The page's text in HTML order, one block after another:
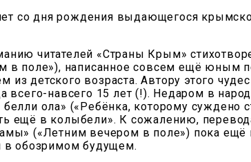
со дня рождения выдающегося
читателей «Страны Крым»
в поле»), написанное совсем ещё юным
из детского возраста. Автору этого
всего-навсего 15 лет (!). Недаром в
ола» («Ребёнка, которому суждено
ещё в колыбели». К сожалению,
(«Летним вечером в поле») пока ещё
в обозримом будущем.